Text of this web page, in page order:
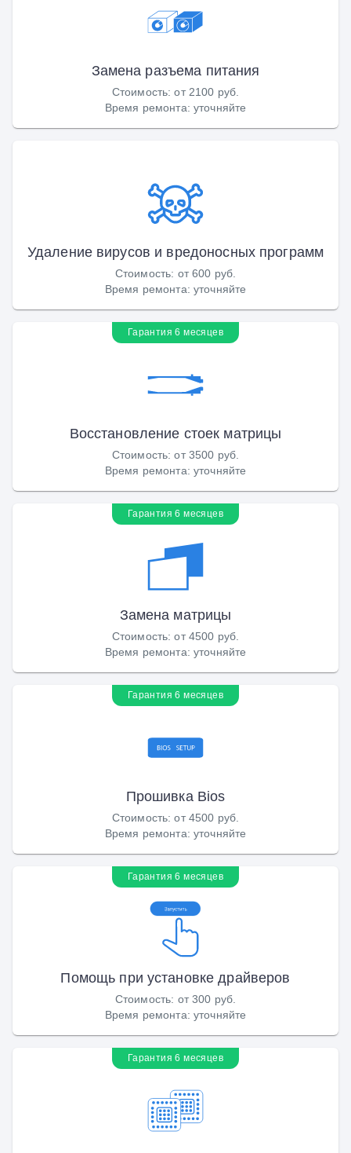
Замена разъема питания
Стоимость:от 2100 руб.
Время ремонта: уточняйте
Удаление вирусов и вредоносных программ
Стоимость: от 600 руб.
Время ремонта: уточняйте
Гарантия 6 месяцев
Восстановление стоек матрицы
Стоимость:от 3500 руб.
Время ремонта: уточняйте
Гарантия 6 месяцев
Замена матрицы
Стоимость:от 4500 руб.
Время ремонта: уточняйте
Гарантия 6 месяцев
Прошивка Bios
Стоимость:от 4500 руб.
Время ремонта: уточняйте
Гарантия 6 месяцев
Помощь при установке драйверов
Стоимость: от 300 руб.
Время ремонта: уточняйте
Гарантия 6 месяцев